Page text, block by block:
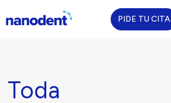
PIDE TU CITA
Toda